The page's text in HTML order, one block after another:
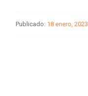
Publicado: 18 enero, 2023